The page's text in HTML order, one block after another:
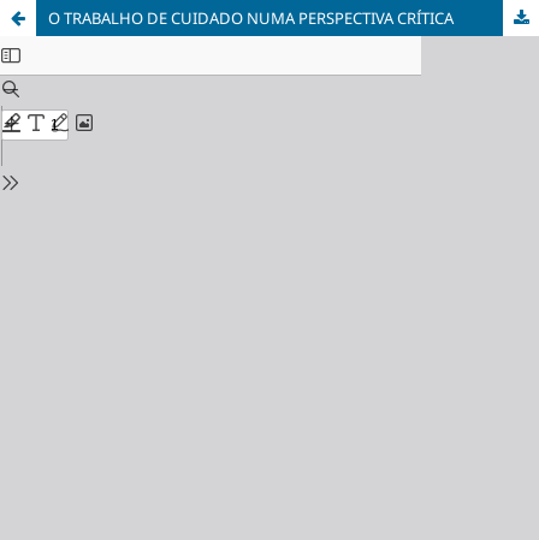
O TRABALHO DE CUIDADO NUMA PERSPECTIVA CRÍTICA